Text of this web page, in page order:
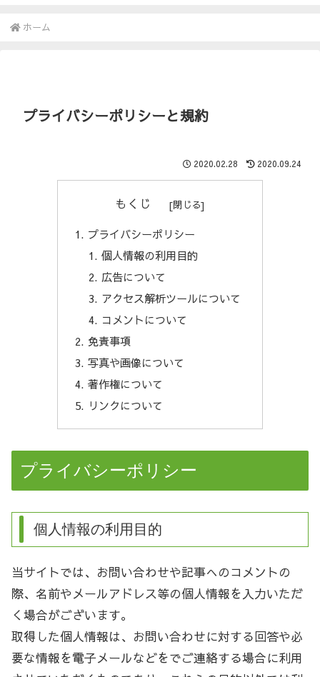
ホーム
プライバシーポリシーと規約
2020.02.28 2020.09.24
もくじ
プライバシーポリシー
個人情報の利用目的
広告について
アクセス解析ツールについて
コメントについて
免責事項
写真や画像について
著作権について
リンクについて
プライバシーポリシー
個人情報の利用目的
当サイトでは、お問い合わせや記事へのコメントの
際、名前やメールアドレス等の個人情報を入力いただ
く場合がございます。
取得した個人情報は、お問い合わせに対する回答や必
要な情報を電子メールなどをでご連絡する場合に利用